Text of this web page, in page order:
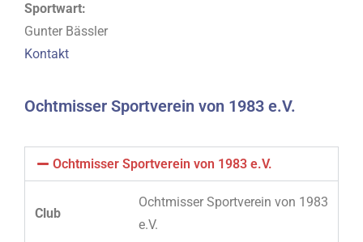
Sportwart:
Gunter Bässler
Kontakt
Ochtmisser Sportverein von 1983 e.V.
Ochtmisser Sportverein von 1983 e.V.
Club
Ochtmisser Sportverein von 1983
e.V.